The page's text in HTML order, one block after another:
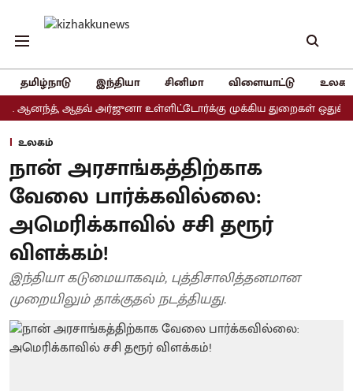
தமிழ்நாடு இந்தியா சினிமா விளையாட்டு
ஆதவ் அர்ஜுனா உள்ளிட்டோர்க்கு முக்கிய துறைகள் ஒதுக்கீடு
உலகம்
நான் அரசாங்கத்திற்காக
வேலை பார்க்கவில்லை:
அமெரிக்காவில் சசி தரூர்
விளக்கம்!
இந்தியா கடுமையாகவும், புத்திசாலித்தனமான
முறையிலும் தாக்குதல் நடத்தியது.